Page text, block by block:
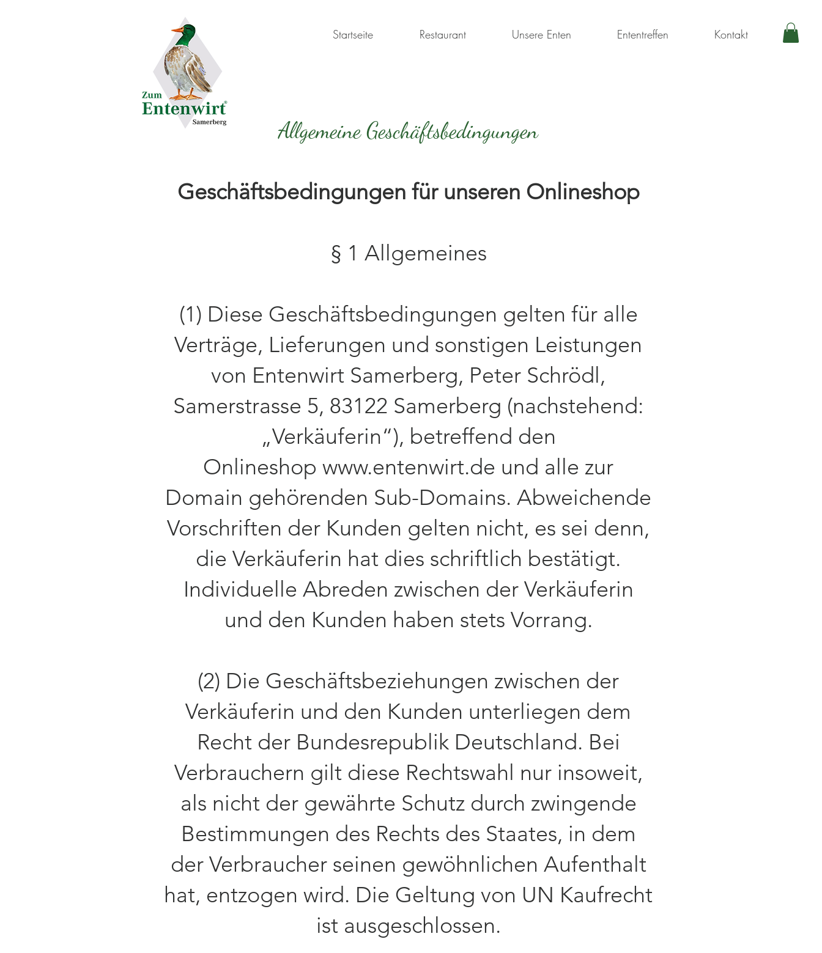
Startseite Restaurant Unsere Enten Ententreffen Kontakt
IMPRESSUM
Allgemeine Geschäftsbedingungen
Geschäftsbedingungen für unseren Onlineshop
§ 1 Allgemeines
(1) Diese Geschäftsbedingungen gelten für alle
Verträge, Lieferungen und sonstigen Leistungen
von Entenwirt Samerberg, Peter Schrödl,
Samerstrasse 5, 83122 Samerberg (nachstehend:
„Verkäuferin“), betreffend den
Onlineshop www.entenwirt.de und alle zur
Domain gehörenden Sub-Domains. Abweichende
Vorschriften der Kunden gelten nicht, es sei denn,
die Verkäuferin hat dies schriftlich bestätigt.
Individuelle Abreden zwischen der Verkäuferin
und den Kunden haben stets Vorrang.
(2) Die Geschäftsbeziehungen zwischen der
Verkäuferin und den Kunden unterliegen dem
Recht der Bundesrepublik Deutschland. Bei
Verbrauchern gilt diese Rechtswahl nur insoweit,
als nicht der gewährte Schutz durch zwingende
Bestimmungen des Rechts des Staates, in dem
der Verbraucher seinen gewöhnlichen Aufenthalt
hat, entzogen wird. Die Geltung von UN Kaufrecht
ist ausgeschlossen.